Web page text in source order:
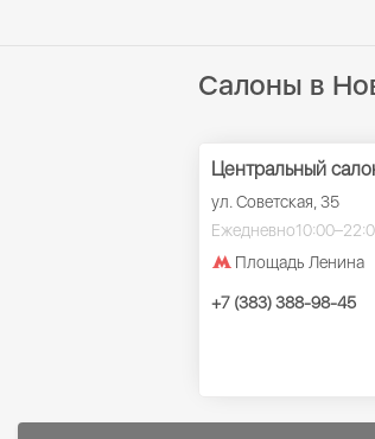
Салоны в
Центральный
ул. Советская, 35
Ежедневно
Площадь Ленина
+7 (383) 388-98-45